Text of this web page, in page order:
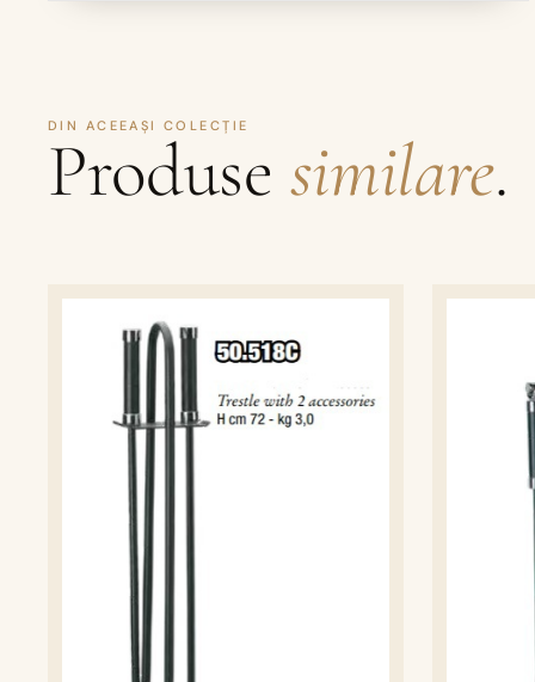
DIN ACEEAȘI COLECȚIE
Produse similare.